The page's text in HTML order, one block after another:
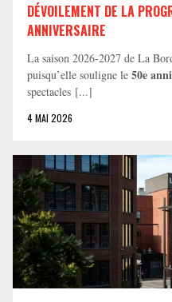
DÉVOILEMENT DE LA
ANNIVERSAIRE
La saison 2026-2027 de La
puisqu’elle souligne le 50e
spectacles [...]
4 MAI 2026